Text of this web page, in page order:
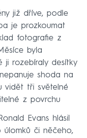
již dříve, podle
je prozkoumat
fotografie z
byla
ji rozebíraly desítky
shoda na
vidět tři světelné
z povrchu
Evans hlásil
úlomků či něčeho,